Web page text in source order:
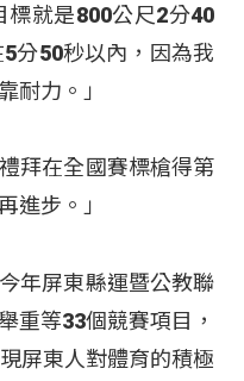
標就是800公尺2分40
分50秒以內，因為我
耐力。」
拜在全國賽標槍得第
進步。」
年屏東縣運暨公教聯
重等33個競賽項目，
屏東人對體育的積極